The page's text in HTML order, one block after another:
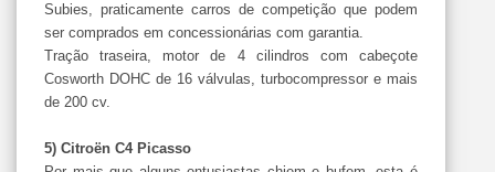
Subies, praticamente carros de competição que podem
ser comprados em concessionárias com garantia.
Tração traseira, motor de 4 cilindros com cabeçote
Cosworth DOHC de 16 válvulas, turbocompressor e mais
de 200 cv.
5) Citroën C4 Picasso